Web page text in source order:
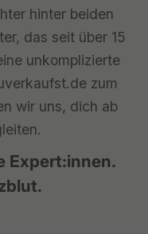
hinter beiden
das seit über 15
unkomplizierte
zum
wir uns, dich ab
Expert:innen.